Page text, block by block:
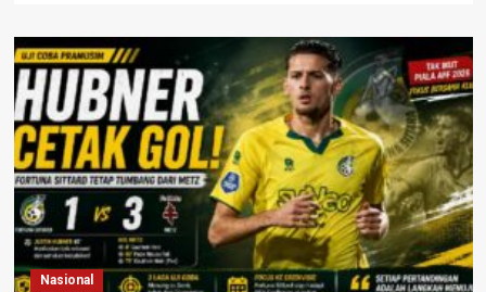
Kadek
Agung
Maksimalkan
Kesempatan
di
Timnas
Indonesia,
Belajar
Thom
Haye
Marc
Nasional